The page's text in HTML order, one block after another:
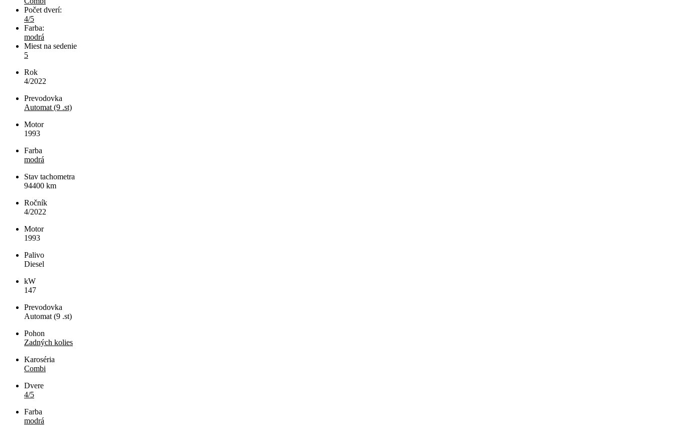
Počet dverí:
4/5
Farba:
modrá
Miest na sedenie
5
Rok
4/2022
Prevodovka
Automat (9 .st)
Motor
1993
Farba
modrá
Stav tachometra
94400 km
Ročník
4/2022
Motor
1993
Palivo
Diesel
kW
147
Prevodovka
Automat (9 .st)
Pohon
Zadných kolies
Karoséria
Combi
Dvere
4/5
Farba
modrá